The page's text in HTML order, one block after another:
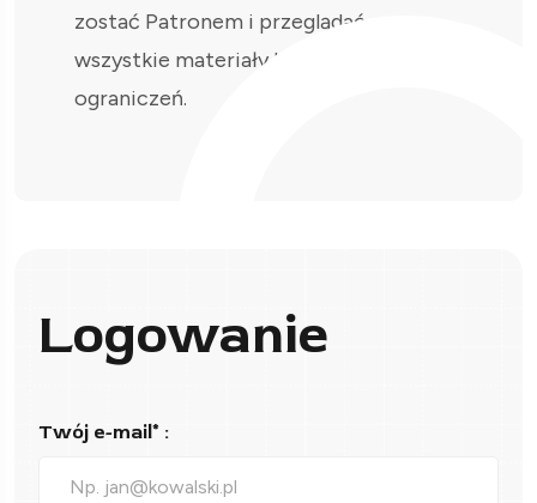
zostać Patronem i przeglądać
wszystkie materiały bez
ograniczeń.
Logowanie
Twój e-mail* :